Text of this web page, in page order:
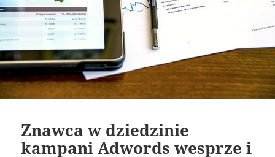
Znawca w dziedzinie
kampani Adwords wesprze i